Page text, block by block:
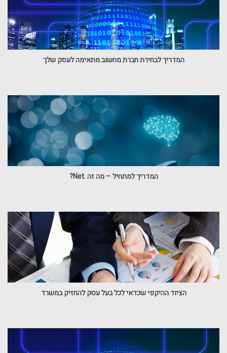
המדריך לבחירת חברת מחשוב מתאימה לעסק שלך
המדריך למתחיל – מה זה .Net?
הציוד ההיקפי שכדאי לכל בעל עסק להחזיק במשרד